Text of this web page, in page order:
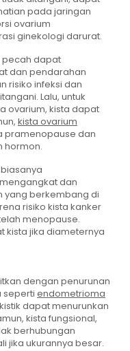
pada jaringan
ovarium
ginekologi darurat.
pecah dapat
dan pendarahan
risiko infeksi dan
Lalu, untuk
ovarium, kista dapat
kista ovarium
pramenopause dan
hormon.
dan
yang berkembang di
risiko kista kanker
menopause.
kista jika diameternya
dengan penurunan
seperti endometrioma
dapat menurunkan
kista fungsional,
berhubungan
jika ukurannya besar.